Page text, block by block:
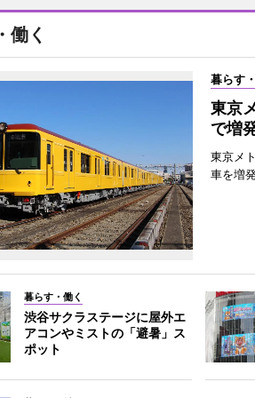
働く
暮らす
東京
で増
東京メ
車を増
暮らす・働く
渋谷サクラステージに屋外エ
アコンやミストの「避暑」ス
ポット